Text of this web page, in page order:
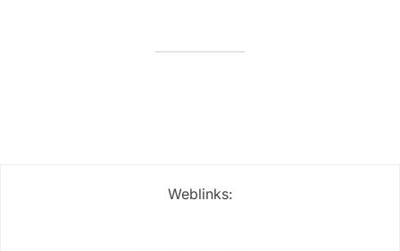
Weblinks: